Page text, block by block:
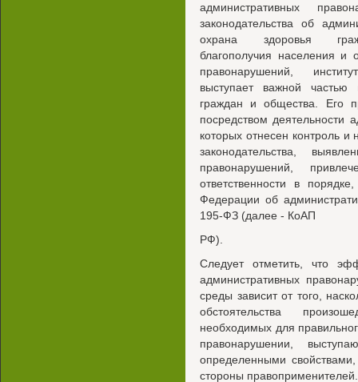
административных
законодательства об
охрана здоровья
благополучия населения и
правонарушений,
выступает важной частью
граждан и общества. Его
посредством деятельности
которых отнесен контроль
законодательства,
правонарушений,
ответственности в
Федерации об
195-ФЗ (далее - КоАП
РФ).
Следует отметить, что
административных
среды зависит от того,
обстоятельства
необходимых для
правонарушении,
определенными
стороны правоприменителей.